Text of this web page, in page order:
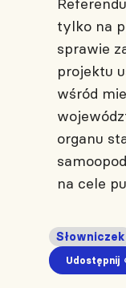
tylko na
sprawie
projektu
wśród
organu
na cele
Słowniczek
Udostępnij